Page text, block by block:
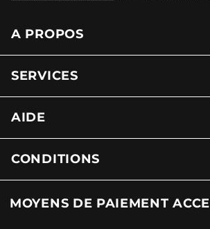
A PROPOS
SERVICES
AIDE
CONDITIONS
MOYENS DE PAIEMENT